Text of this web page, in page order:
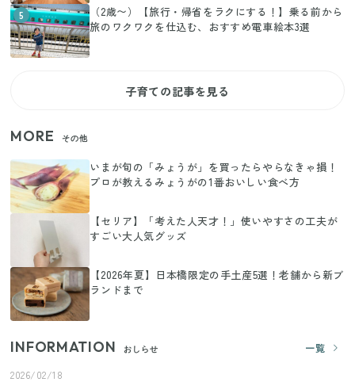
5
（2歳〜）【旅行・帰省をラクにする！】乗る前から
旅のワクワクを仕込む、おすすめ電車絵本3選
子育ての記事を見る
MORE その他
いまが旬の「みょうが」を買ったらやらなきゃ損！
プロが教えるみょうがの1番おいしい食べ方
【セリア】「考えた人天才！」使いやすさの工夫が
すごい大人気グッズ
【2026年夏】日本橋限定の手土産5選！老舗から新ブ
ランドまで
INFORMATION おしらせ
一覧
2026/02/18